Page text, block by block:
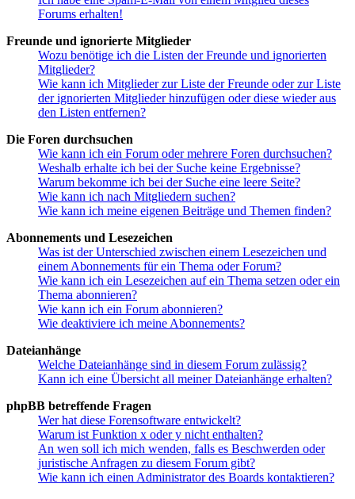
Forums erhalten!
Freunde und ignorierte Mitglieder
Wozu benötige ich die Listen der Freunde und ignorierten
Mitglieder?
Wie kann ich Mitglieder zur Liste der Freunde oder zur Liste
der ignorierten Mitglieder hinzufügen oder diese wieder aus
den Listen entfernen?
Die Foren durchsuchen
Wie kann ich ein Forum oder mehrere Foren durchsuchen?
Weshalb erhalte ich bei der Suche keine Ergebnisse?
Warum bekomme ich bei der Suche eine leere Seite?
Wie kann ich nach Mitgliedern suchen?
Wie kann ich meine eigenen Beiträge und Themen finden?
Abonnements und Lesezeichen
Was ist der Unterschied zwischen einem Lesezeichen und
einem Abonnements für ein Thema oder Forum?
Wie kann ich ein Lesezeichen auf ein Thema setzen oder ein
Thema abonnieren?
Wie kann ich ein Forum abonnieren?
Wie deaktiviere ich meine Abonnements?
Dateianhänge
Welche Dateianhänge sind in diesem Forum zulässig?
Kann ich eine Übersicht all meiner Dateianhänge erhalten?
phpBB betreffende Fragen
Wer hat diese Forensoftware entwickelt?
Warum ist Funktion x oder y nicht enthalten?
An wen soll ich mich wenden, falls es Beschwerden oder
juristische Anfragen zu diesem Forum gibt?
Wie kann ich einen Administrator des Boards kontaktieren?